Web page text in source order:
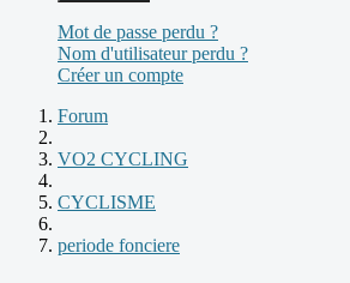
Mot de passe perdu ?
Nom d'utilisateur perdu ?
Créer un compte
Forum
VO2 CYCLING
CYCLISME
periode fonciere